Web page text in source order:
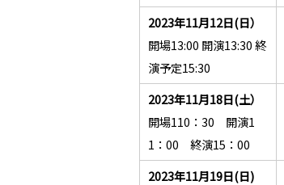
2023年11月12日(日）
開場13:00 開演13:30 終
演予定15:30
2023年11月18日(土）
開場110：30 開演1
1：00 終演15：00
2023年11月19日(日)